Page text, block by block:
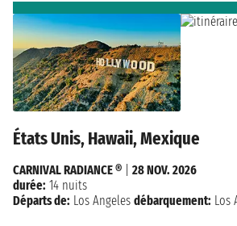
États Unis, Hawaii, Mexique
CARNIVAL RADIANCE ®
28 NOV. 2026
durée: 14 nuits
Départs de: Los Angeles débarquement: Los